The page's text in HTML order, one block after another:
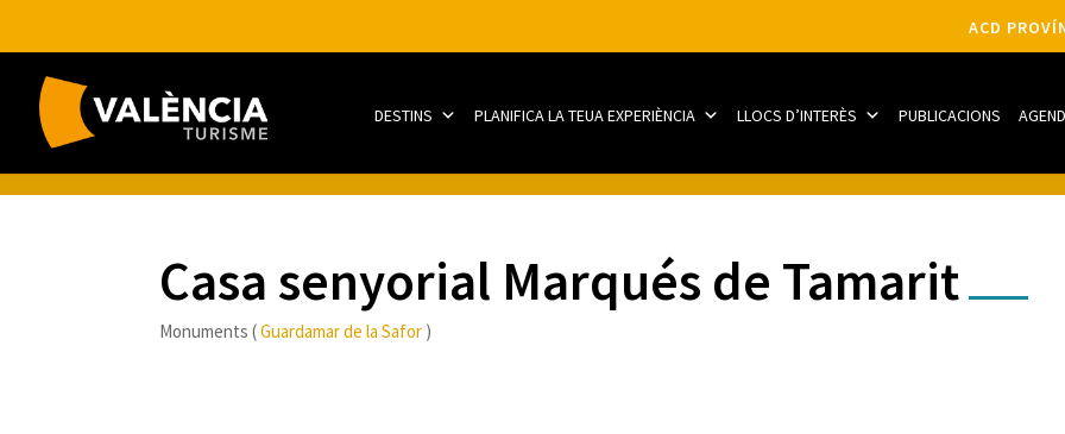
ACD
DESTINS PLANIFICA LA TEUA EXPERIÈNCIA LLOCS D’INTERÈS PUBLICACIONS
Casa senyorial Marqués de Tamarit
Monuments (Guardamar de la Safor )